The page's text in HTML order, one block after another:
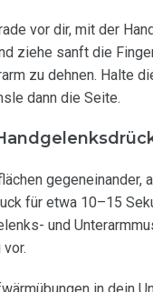
vor dir, mit der
ziehe sanft die
zu dehnen. Halte
dann die Seite.
gegeneinander,
für etwa 10–15
und
in dein